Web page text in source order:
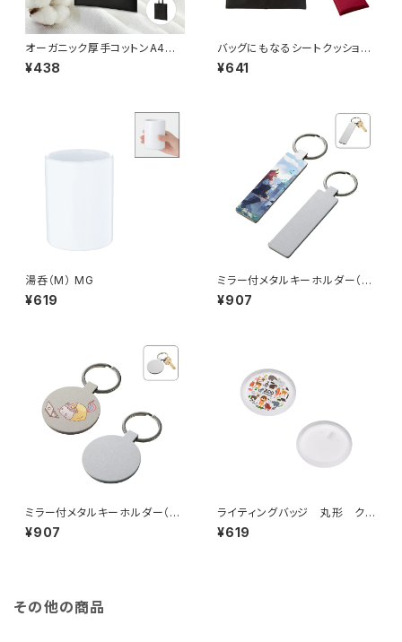
オーガニック厚手コットンA4フラ
ットバッグ MG
¥438
バッグにもなるシートクッショ
ン MG
¥641
湯呑（M） MG
¥619
ミラー付メタルキーホルダー（ス
¥907
ミラー付メタルキーホルダー（ラ
ウンド） マットシルバー MG
¥907
ライティングバッジ 丸形 クリ
ア MG
¥619
その他の商品